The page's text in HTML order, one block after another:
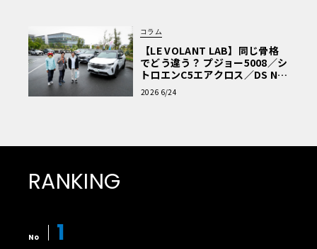
コラム
【LE VOLANT LAB】同じ骨格
でどう違う？ プジョー5008／シ
トロエンC5エアクロス／DS Nº4
読者一気乗りレポート
2026 6/24
RANKING
No 1